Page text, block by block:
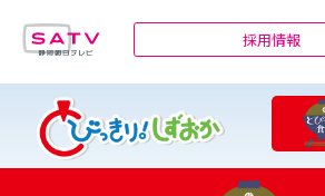
採用情報